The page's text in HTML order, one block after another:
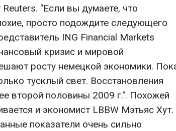
"Если вы думаете, что
просто подождите следующего
ING Financial Markets
кризис и мировой
росту немецкой экономики.
тусклый свет. Восстановления
второй половины 2009 г.". Похожей
и экономист LBBW Мэтьяс
показатели очень сильно